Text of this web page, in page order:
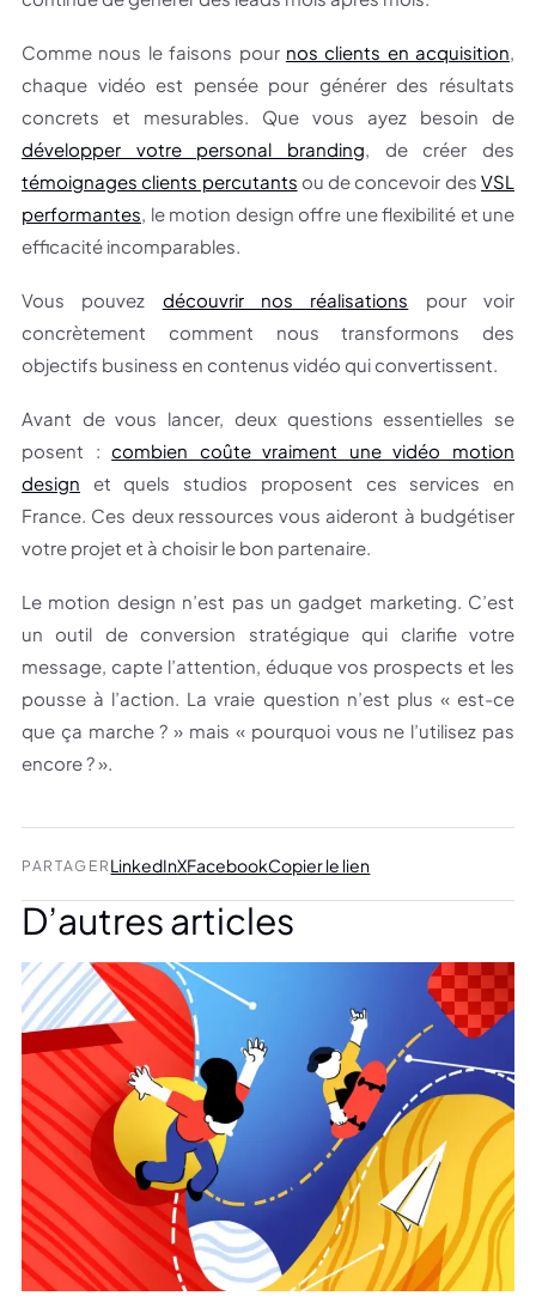
Comme nous le faisons pour nos clients en acquisition,
chaque vidéo est pensée pour générer des résultats
concrets et mesurables. Que vous ayez besoin de
développer votre personal branding, de créer des
témoignages clients percutants ou de concevoir desVSL
performantes, le motion design offre une flexibilité et une
efficacité incomparables.
Vous pouvez découvrir nos réalisations pour voir
concrètement comment nous transformons des
objectifs business en contenus vidéo qui convertissent.
Avant de vous lancer, deux questions essentielles se
posent :combien coûte vraiment une vidéo motion
design et quels studios proposent ces services en
France. Ces deux ressources vous aideront à budgétiser
votre projet et à choisir le bon partenaire.
Le motion design n’est pas un gadget marketing. C’est
un outil de conversion stratégique qui clarifie votre
message, capte l’attention, éduque vos prospects et les
pousse à l’action. La vraie question n’est plus « est-ce
que ça marche ? » mais « pourquoi vous ne l’utilisez pas
encore ? ».
PARTAGER LinkedInXFacebookCopier le lien
D’autres articles